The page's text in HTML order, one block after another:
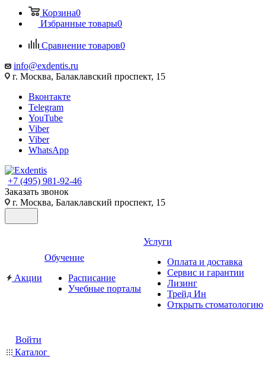
Корзина0
Избранные товары0
Сравнение товаров0
info@exdentis.ru
г. Москва, Балаклавский проспект, 15
Вконтакте
Telegram
YouTube
Viber
Viber
WhatsApp
+7 (495) 981-92-46
Заказать звонок
г. Москва, Балаклавский проспект, 15
Акции
Обучение
Расписание
Учебные порталы
Услуги
Оплата и доставка
Сервис и гарантии
Лизинг
Трейд Ин
Открыть стоматологию
Войти
Каталог